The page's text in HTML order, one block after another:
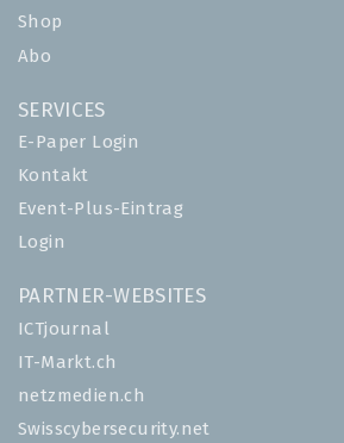
Shop
Abo
SERVICES
E-Paper Login
Kontakt
Event-Plus-Eintrag
Login
PARTNER-WEBSITES
ICTjournal
IT-Markt.ch
netzmedien.ch
Swisscybersecurity.net